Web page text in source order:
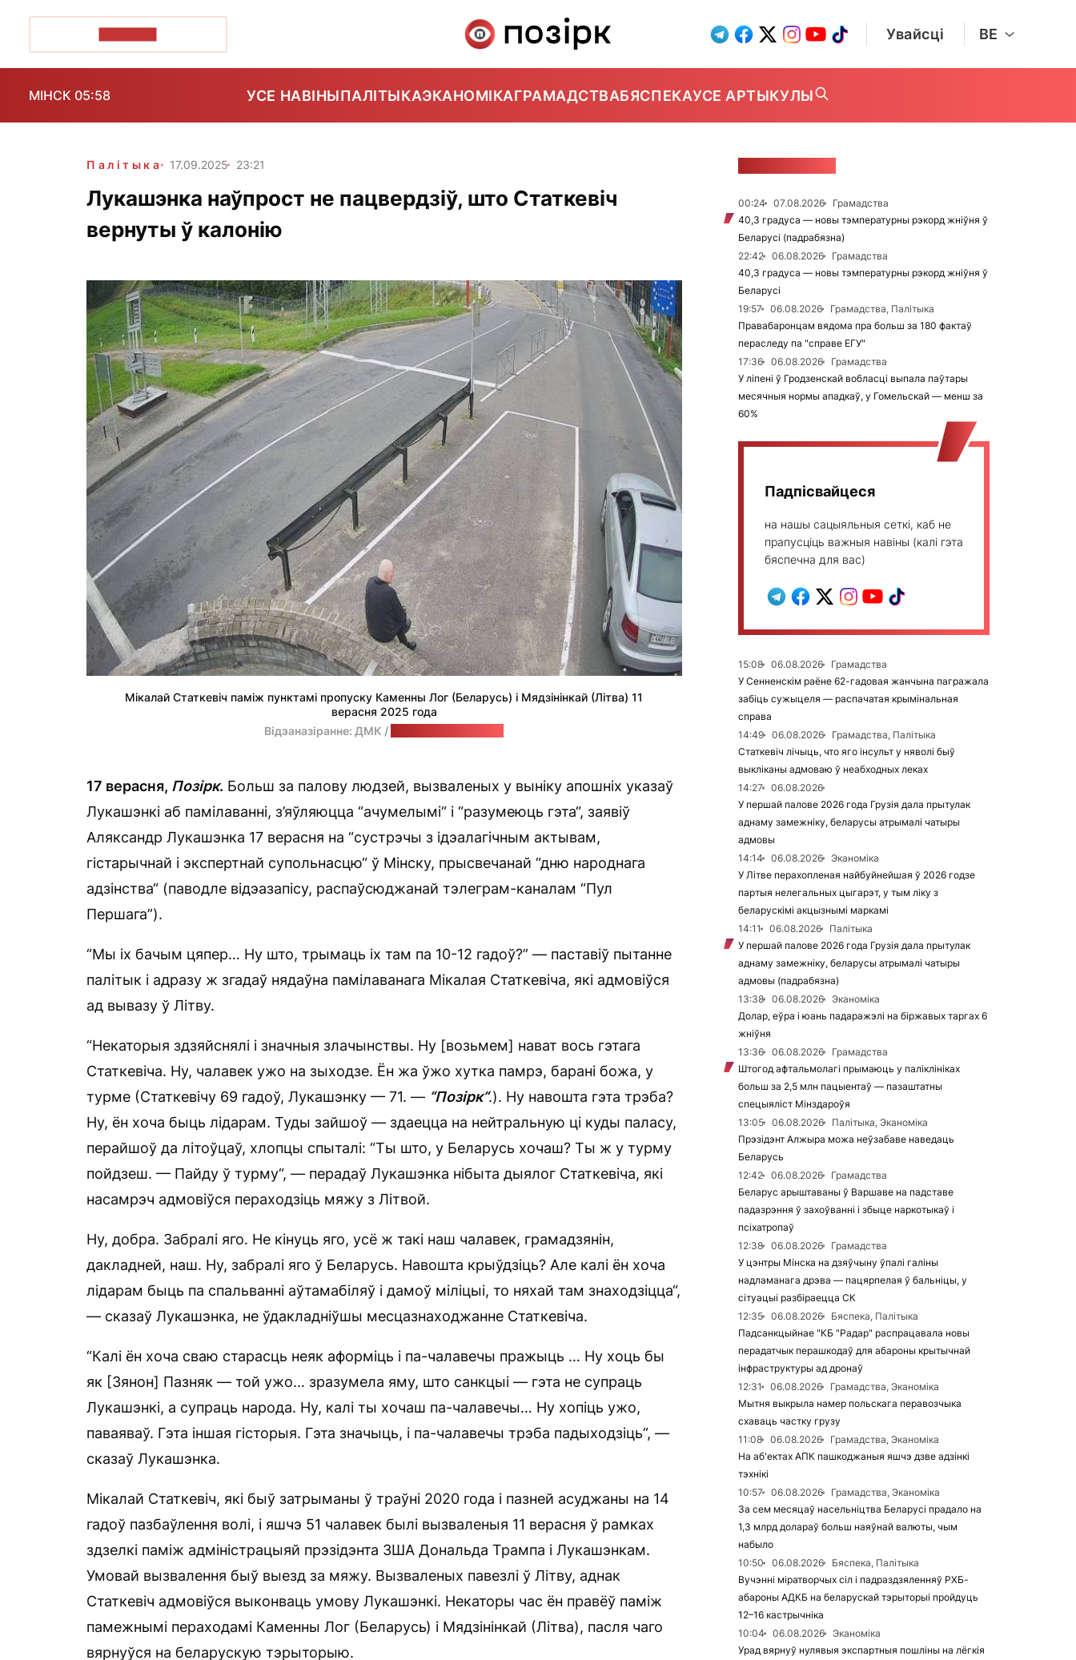
Увайсці BE
МІНСК 05:58 УСЕ НАВІНЫПАЛІТЫКАЭКАНОМІКАГРАМАДСТВАБЯСПЕКАУСЕ АРТЫКУЛЫ
Палітыка 17.09.2025 23:21
Лукашэнка наўпрост не пацвердзіў, што Статкевіч
вернуты ў калонію
Мікалай Статкевіч паміж пунктамі пропуску Каменны Лог (Беларусь) і Мядзінінкай (Літва) 11
верасня 2025 года
Відэаназіранне: ДМК /
17 верасня, Позірк. Больш за палову людзей, вызваленых у выніку апошніх указаў
Лукашэнкі аб памілаванні, з’яўляюцца “ачумелымі“ і “разумеюць гэта“, заявіў
Аляксандр Лукашэнка 17 верасня на “сустрэчы з ідэалагічным актывам,
гістарычнай і экспертнай супольнасцю“ ў Мінску, прысвечанай “дню народнага
адзінства“ (паводле відэазапісу, распаўсюджанай тэлеграм-каналам “Пул
Першага”).
“Мы іх бачым цяпер… Ну што, трымаць іх там па 10-12 гадоў?” — паставіў пытанне
палітык і адразу ж згадаў нядаўна памілаванага Мікалая Статкевіча, які адмовіўся
ад вывазу ў Літву.
“Некаторыя здзяйснялі і значныя злачынствы. Ну [возьмем] нават вось гэтага
Статкевіча. Ну, чалавек ужо на зыходзе. Ён жа ўжо хутка памрэ, барані божа, у
турме (Статкевічу 69 гадоў, Лукашэнку — 71. — “Позірк“.). Ну навошта гэта трэба?
Ну, ён хоча быць лідарам. Туды зайшоў — здаецца на нейтральную ці куды паласу,
перайшоў да літоўцаў, хлопцы спыталі: “Ты што, у Беларусь хочаш? Ты ж у турму
пойдзеш. — Пайду ў турму“, — перадаў Лукашэнка нібыта дыялог Статкевіча, які
насамрэч адмовіўся пераходзіць мяжу з Літвой.
Ну, добра. Забралі яго. Не кінуць яго, усё ж такі наш чалавек, грамадзянін,
дакладней, наш. Ну, забралі яго ў Беларусь. Навошта крыўдзіць? Але калі ён хоча
лідарам быць па спальванні аўтамабіляў і дамоў міліцыі, то няхай там знаходзіцца“,
— сказаў Лукашэнка, не ўдакладніўшы месцазнаходжанне Статкевіча.
“Калі ён хоча сваю старасць неяк аформіць і па-чалавечы пражыць … Ну хоць бы
як [Зянон] Пазняк — той ужо… зразумела яму, што санкцыі — гэта не супраць
Лукашэнкі, а супраць народа. Ну, калі ты хочаш па-чалавечы… Ну хопіць ужо,
паваяваў. Гэта іншая гісторыя. Гэта значыць, і па-чалавечы трэба падыходзіць”, —
сказаў Лукашэнка.
Мікалай Статкевіч, які быў затрыманы ў траўні 2020 года і пазней асуджаны на 14
гадоў пазбаўлення волі, і яшчэ 51 чалавек былі вызваленыя 11 верасня ў рамках
здзелкі паміж адміністрацыяй прэзідэнта ЗША Дональда Трампа і Лукашэнкам.
Умовай вызвалення быў выезд за мяжу. Вызваленых павезлі ў Літву, аднак
Статкевіч адмовіўся выконваць умову Лукашэнкі. Некаторы час ён правёў паміж
памежнымі пераходамі Каменны Лог (Беларусь) і Мядзінінкай (Літва), пасля чаго
вярнуўся на беларускую тэрыторыю.
00:24 07.08.2026
Грамадства
40,3 градуса — новы тэмпературны рэкорд жніўня ў
Беларусі (падрабязна)
22:42
06.08.2026
Грамадства
40,3 градуса — новы тэмпературны рэкорд жніўня ў
Беларусі
19:57
06.08.2026
Грамадства, Палітыка
Правабаронцам вядома пра больш за 180 фактаў
пераследу па "справе ЕГУ"
17:36
06.08.2026
Грамадства
У ліпені ў Гродзенскай вобласці выпала паўтары
месячныя нормы ападкаў, у Гомельскай — менш за
60%
Падпісвайцеся
на нашы сацыяльныя сеткі, каб не
прапусціць важныя навіны (калі гэта
бяспечна для вас)
15:08 06.08.2026
Грамадства
У Сенненскім раёне 62-гадовая жанчына пагражала
забіць сужыцеля — распачатая крымінальная
справа
14:49
06.08.2026
Грамадства, Палітыка
Статкевіч лічыць, что яго інсульт у няволі быў
выкліканы адмоваю ў неабходных леках
14:27
06.08.2026
У першай палове 2026 года Грузія дала прытулак
аднаму замежніку, беларусы атрымалі чатыры
адмовы
14:14
06.08.2026
Эканоміка
У Літве перахопленая найбуйнейшая ў 2026 годзе
партыя нелегальных цыгарэт, у тым ліку з
беларускімі акцызнымі маркамі
14:11
06.08.2026
Палітыка
У першай палове 2026 года Грузія дала прытулак
аднаму замежніку, беларусы атрымалі чатыры
адмовы (падрабязна)
13:38
06.08.2026
Эканоміка
Долар, еўра і юань падаражэлі на біржавых таргах 6
жніўня
13:36
06.08.2026
Грамадства
Штогод афтальмолагі прымаюць у паліклініках
больш за 2,5 млн пацыентаў — пазаштатны
спецыяліст Мінздароўя
13:05
06.08.2026
Палітыка, Эканоміка
Прэзідэнт Алжыра можа неўзабаве наведаць
Беларусь
12:42
06.08.2026
Грамадства
Беларус арыштаваны ў Варшаве на падставе
падазрэння ў захоўванні і збыце наркотыкаў і
псіхатропаў
12:38
06.08.2026
Грамадства
У цэнтры Мінска на дзяўчыну ўпалі галіны
надламанага дрэва — пацярпелая ў бальніцы, у
сітуацыі разбіраецца СК
12:35
06.08.2026
Бяспека, Палітыка
Падсанкцыйнае "КБ "Радар" распрацавала новы
перадатчык перашкодаў для абароны крытычнай
інфраструктуры ад дронаў
12:31
06.08.2026
Грамадства, Эканоміка
Мытня выкрыла намер польскага перавозчыка
схаваць частку грузу
11:08
06.08.2026
Грамадства, Эканоміка
На аб'ектах АПК пашкоджаныя яшчэ дзве адзінкі
тэхнікі
10:57
06.08.2026
Грамадства, Эканоміка
За сем месяцаў насельніцтва Беларусі прадало на
1,3 млрд долараў больш наяўнай валюты, чым
набыло
10:50
06.08.2026
Бяспека, Палітыка
Вучэнні міратворчых сіл і падраздзяленняў РХБ-
абароны АДКБ на беларускай тэрыторыі пройдуць
12–16 кастрычніка
10:04
06.08.2026
Эканоміка
Урад вярнуў нулявыя экспартныя пошліны на лёгкія